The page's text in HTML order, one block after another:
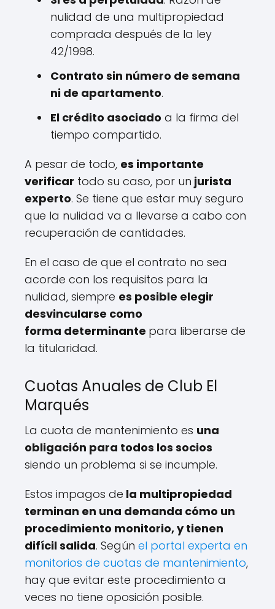
nulidad de una multipropiedad
comprada después de la ley
42/1998.
Contrato sin número de semana
ni de apartamento.
El crédito asociado a la firma del
tiempo compartido.
A pesar de todo, es importante
verificar todo su caso, por un jurista
experto. Se tiene que estar muy seguro
que la nulidad va a llevarse a cabo con
recuperación de cantidades.
En el caso de que el contrato no sea
acorde con los requisitos para la
nulidad, siempre es posible elegir
desvincularse como
forma determinante para liberarse de
la titularidad.
Cuotas Anuales de Club El
Marqués
La cuota de mantenimiento es una
obligación para todos los socios
siendo un problema si se incumple.
Estos impagos de la multipropiedad
terminan en una demanda cómo un
procedimiento monitorio, y tienen
difícil salida. Según el portal experta en
monitorios de cuotas de mantenimiento,
hay que evitar este procedimiento a
veces no tiene oposición posible.